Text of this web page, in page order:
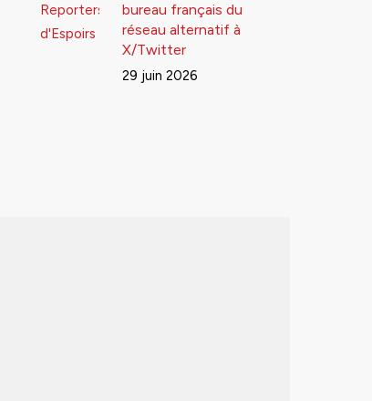
bureau français du
réseau alternatif à
X/Twitter
29 juin 2026